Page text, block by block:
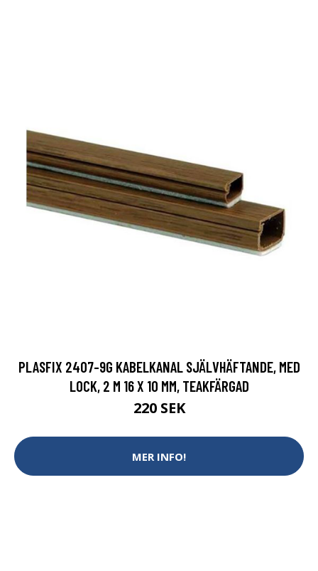
PLASFIX 2407-9G KABELKANAL SJÄLVHÄFTANDE, MED
LOCK, 2 M 16 X 10 MM, TEAKFÄRGAD
220 SEK
MER INFO!